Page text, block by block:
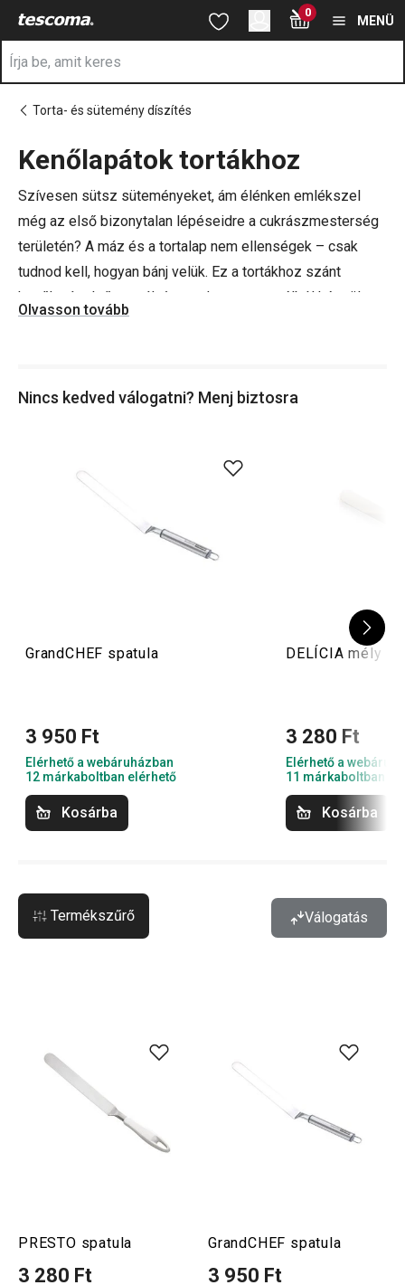
Ugrás a fő tartalomhoz
Ugrás a kereséshez
Ugrás a navigációhoz 0
MENÜ
Torta- és sütemény díszítés
Kenőlapátok tortákhoz
Szívesen sütsz süteményeket, ám élénken emlékszel
még az első bizonytalan lépéseidre a cukrászmesterség
területén? A máz és a tortalap nem ellenségek – csak
tudnod kell, hogyan bánj velük. Ez a tortákhoz szánt
kenőlapát első osztályú rozsdamentes acélból készült,
és csak rajtad múlik, hogy fémből vagy inkább tartós
kapcsos tortaforma
vagy valami adíszítéshez
legjobb helyen jársz!
Olvasson tovább
Nincs kedved válogatni? Menj biztosra
GrandCHEF spatula
3 950 Ft
Elérhető a webáruházban
12 márkaboltban elérhető
Kosárba
DELÍCIA mély
3 280 Ft
Elérhető a
11 márkaboltban
Kosárba
Termékszűrő Válogatás
PRESTO spatula
3 280 Ft
GrandCHEF spatula
3 950 Ft